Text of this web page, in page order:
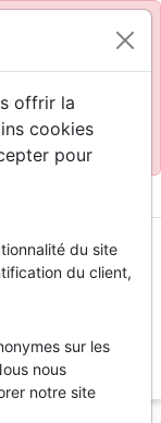
la Bible
offrir la
cookies
pour
du site
du client,
sur les
nous
notre site